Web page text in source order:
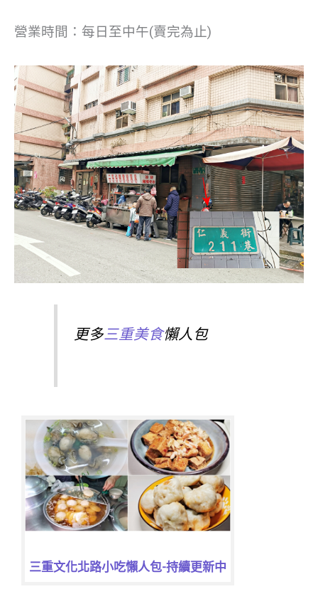
營業時間：每日至中午(賣完為止)
更多三重美食懶人包
三重文化北路小吃懶人包-持續更新中